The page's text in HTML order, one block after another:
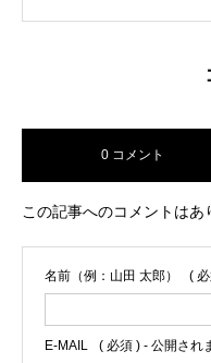
0 コメント
この記事へのコメントはあ
名前（例：山田 太郎） (
E-MAIL ( 必須 ) - 公開され